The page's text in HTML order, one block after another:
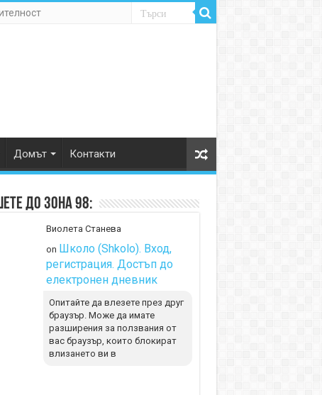
Домът Контакти
до Зона 98:
Виолета Станева
on Школо (Shkolo). Вход,
регистрация. Достъп до
електронен дневник
Опитайте да влезете през друг
браузър. Може да имате
разширения за ползвания от
вас браузър, които блокират
влизането ви в